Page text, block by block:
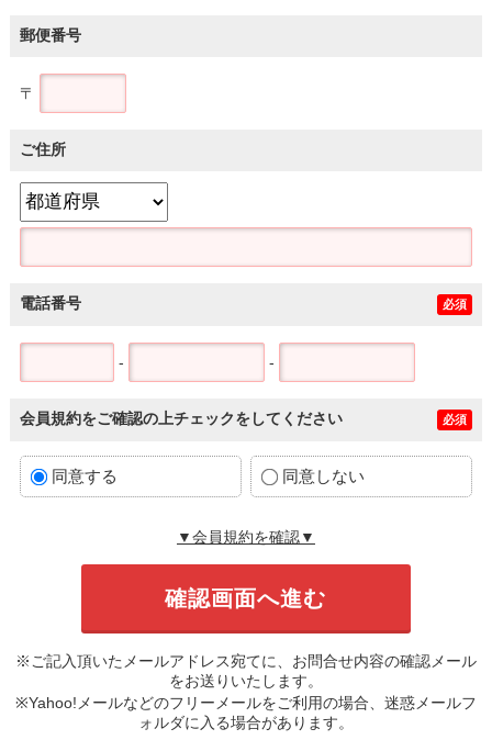
郵便番号
〒
ご住所
電話番号 必須
- -
会員規約をご確認の上チェックをしてください 必須
同意する 同意しない
▼会員規約を確認▼
※ご記入頂いたメールアドレス宛てに、お問合せ内容の確認メール
をお送りいたします。
※Yahoo!メールなどのフリーメールをご利用の場合、迷惑メールフ
ォルダに入る場合があります。